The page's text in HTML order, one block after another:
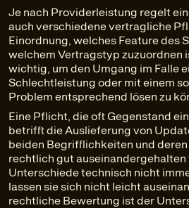
Je nach Providerleistung regelt
auch verschiedene vertragliche
Einordnung, welches Feature des
welchem Vertragstyp zuzuordnen
wichtig, um den Umgang im Falle
Schlechtleistung oder mit einem
Problem entsprechend lösen zu
Eine Pflicht, die oft Gegenstand
betrifft die Auslieferung von
beiden Begrifflichkeiten und
rechtlich gut auseinandergehalten
Unterschiede technisch nicht
lassen sie sich nicht leicht
rechtliche Bewertung ist der